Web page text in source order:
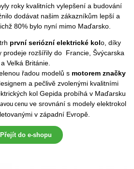
roky kvalitních vylepšení a budování
dodávat našim zákazníkům lepší a
80% bylo nyní mimo Maďarsko.
první seriózní elektrické kolo, díky
prodeje rozšířily do Francie, Švýcarska
a Velká Británie.
řadou modelů s motorem značky
a pečlivě zvolenými kvalitními
kol Gepida probíhá v Maďarsku
cenu ve srovnání s modely elektrokol
v západní Evropě.
Přejít do e-shopu